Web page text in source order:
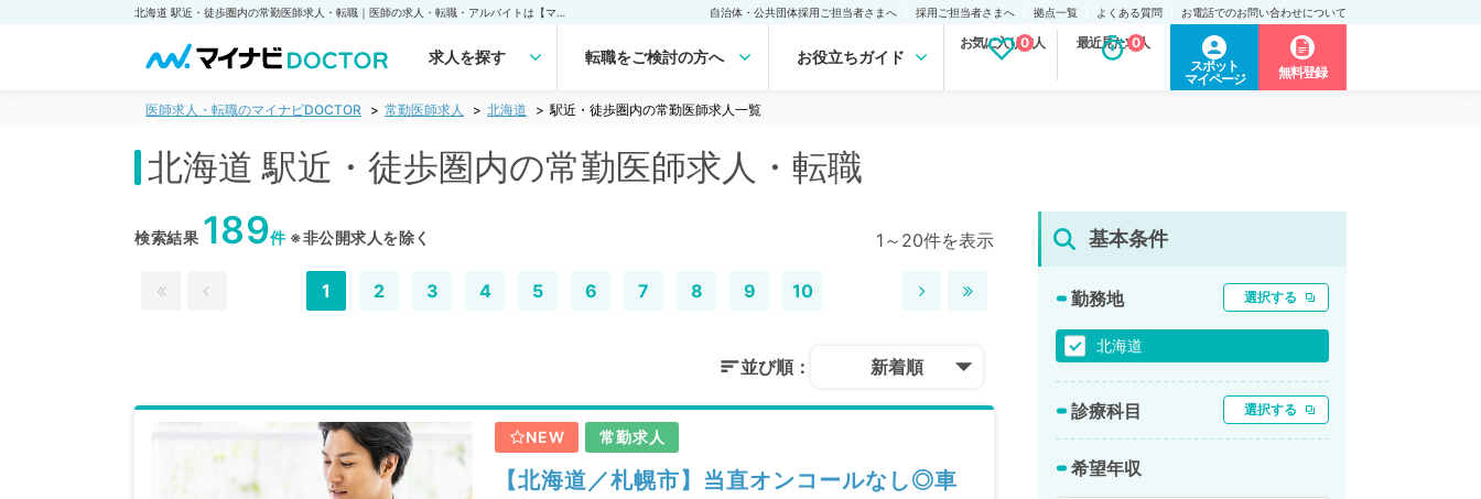
自治体・公共団体採用ご担当者さまへ 採用ご担当者さまへ 拠点一覧 よくある質問 お電話でのお問い合わせについて
求人を探す 転職をご検討の方へ お役立ちガイド
お気に入り求人
0 最近見た求人
0
スポット
マイページ
無料登録
医師求人・転職のマイナビDOCTOR 常勤医師求人 北海道 駅近・徒歩圏内の常勤医師求人一覧
北海道 駅近・徒歩圏内の常勤医師求人・転職
検索結果 189件※非公開求人を除く 1～20件を表示
1 2 3 4 5 6 7 8 9 10
並び順： 新着順
NEW 常勤求人
【北海道／札幌市】当直オンコールなし◎車
基本条件
勤務地 選択する
北海道
診療科目 選択する
希望年収